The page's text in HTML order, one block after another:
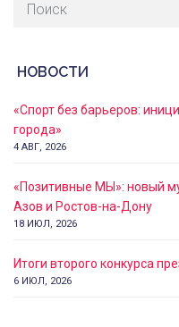
НОВОСТИ
«Спорт без барьеров:
города»
4 АВГ, 2026
«Позитивные МЫ»: новый
Азов и Ростов-на-Дону
18 ИЮЛ, 2026
Итоги второго конкурса
6 ИЮЛ, 2026